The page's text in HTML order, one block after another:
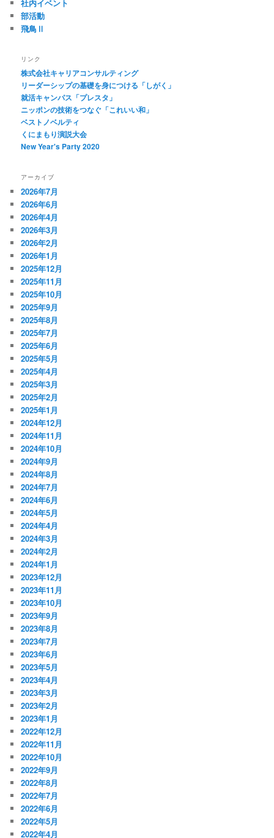
社内イベント
部活動
飛鳥Ⅱ
リンク
株式会社キャリアコンサルティング
リーダーシップの基礎を身につける「しがく」
就活キャンパス「プレスタ」
ニッポンの技術をつなぐ「これいい和」
ベストノベルティ
くにまもり演説大会
New Year's Party 2020
アーカイブ
2026年7月
2026年6月
2026年4月
2026年3月
2026年2月
2026年1月
2025年12月
2025年11月
2025年10月
2025年9月
2025年8月
2025年7月
2025年6月
2025年5月
2025年4月
2025年3月
2025年2月
2025年1月
2024年12月
2024年11月
2024年10月
2024年9月
2024年8月
2024年7月
2024年6月
2024年5月
2024年4月
2024年3月
2024年2月
2024年1月
2023年12月
2023年11月
2023年10月
2023年9月
2023年8月
2023年7月
2023年6月
2023年5月
2023年4月
2023年3月
2023年2月
2023年1月
2022年12月
2022年11月
2022年10月
2022年9月
2022年8月
2022年7月
2022年6月
2022年5月
2022年4月